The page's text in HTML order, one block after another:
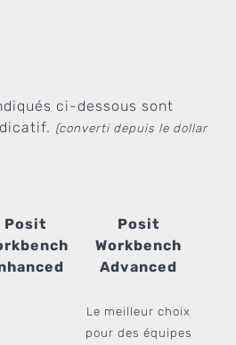
ci-dessous sont
(converti depuis le dollar
Posit
Posit
Workbench
Advanced
Le meilleur choix
pour des équipes